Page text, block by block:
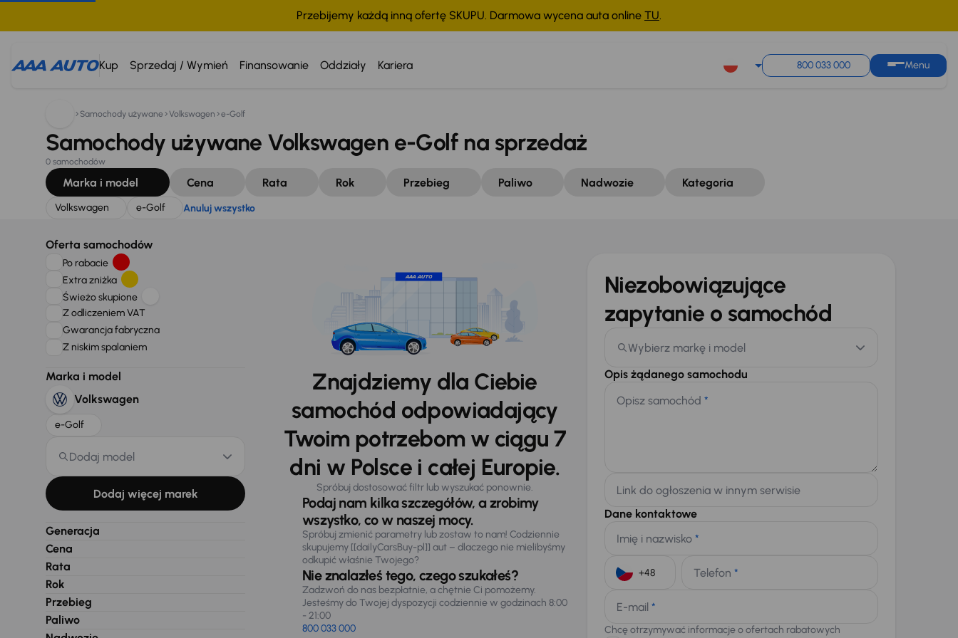
Przebijemy każdą inną ofertę SKUPU. Darmowa wycena auta online TU.
Kup Sprzedaj / Wymień Finansowanie Oddziały Kariera 800 033 000 Menu
Szukam: Anuluj wszystko
Samochody używane Volkswagen e-Golf
Samochody używane Volkswagen e-Golf na sprzedaż
0 samochodów
Marka i model Cena Rata Rok Przebieg Paliwo Nadwozie Kategoria
Volkswagen e-Golf Anuluj wszystko
Oferta samochodów
Po rabacie
Extra zniżka
Świeżo skupione
Z odliczeniem VAT
Gwarancja fabryczna
Z niskim spalaniem
Marka i model
Volkswagen
e-Golf
Dodaj model
Dodaj więcej marek
Generacja
Cena
Rata
Rok
Przebieg
Paliwo
Znajdziemy dla Ciebie
samochód odpowiadający
Twoim potrzebom w ciągu 7
dni w Polsce i całej Europie.
Spróbuj dostosować filtr lub wyszukać ponownie.
Podaj nam kilka szczegółów, a zrobimy
wszystko, co w naszej mocy.
Spróbuj zmienić parametry lub zostaw to nam! Codziennie
skupujemy [[dailyCarsBuy-pl]] aut – dlaczego nie mielibyśmy
odkupić właśnie Twojego?
Nie znalazłeś tego, czego szukałeś?
Zadzwoń do nas bezpłatnie, a chętnie Ci pomożemy.
Jesteśmy do Twojej dyspozycji codziennie w godzinach 8:00
- 21:00
800 033 000
Niezobowiązujące
zapytanie o samochód
Wybierz markę i model
Opis żądanego samochodu
Opisz samochód *
Link do ogłoszenia w innym serwisie
Dane kontaktowe
Imię i nazwisko *
Telefon *
E-mail *
Chcę otrzymywać informacje o ofertach rabatowych